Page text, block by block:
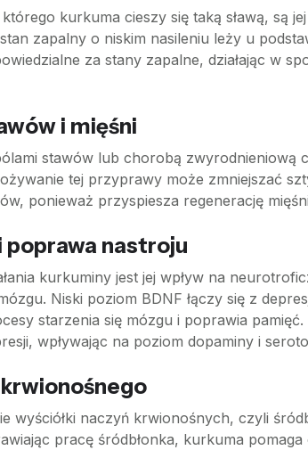
kurkuma cieszy się taką sławą, są
zapalny o niskim nasileniu leży u
za stany zapalne, działając w
i mięśni
stawów lub chorobą
tej przyprawy może zmniejszać
ponieważ przyspiesza regenerację
poprawa nastroju
kurkuminy jest jej wpływ na
Niski poziom BDNF łączy się z
starzenia się mózgu i poprawia
wpływając na poziom dopaminy i
krwionośnego
wyściółki naczyń krwionośnych, czyli
pracę śródbłonka, kurkuma